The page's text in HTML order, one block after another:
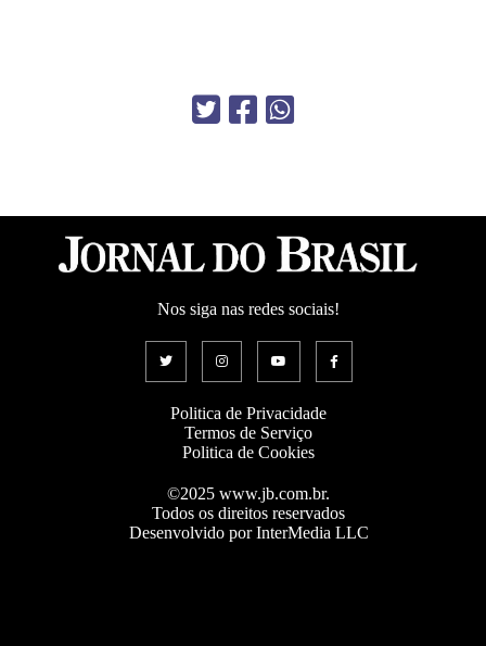
Nos siga nas redes sociais!
Politica de Privacidade
Termos de Serviço
Politica de Cookies
©2025 www.jb.com.br.
Todos os direitos reservados
Desenvolvido por InterMedia LLC